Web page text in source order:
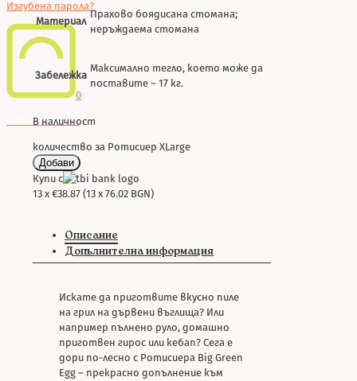
Изгубена парола?
0
0.00 € / 0.00 лв.
Материал
Прахово боядисана стомана;
неръждаема стомана
Забележка
Максимално тегло, което може да
поставите – 17 кг.
В наличност
количество за Ротисиер XLarge
Добави
Купи с
13 x €38.87 (13 x 76.02 BGN)
Описание
Допълнителна информация
Искате да приготвите вкусно пиле
на грил на дървени въглища? Или
например пълнено руло, домашно
приготвен гирос или кебап? Сега е
дори по-лесно с Ротисиера Big Green
Egg – прекрасно допълнение към